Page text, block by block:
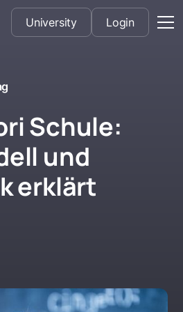
University Login
Schule:
und
erklärt